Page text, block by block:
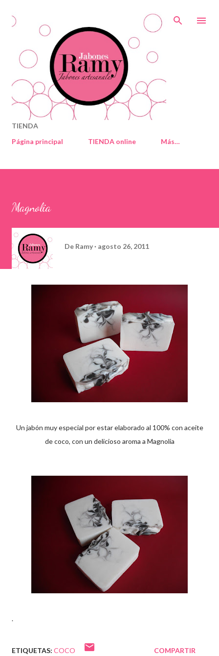
TIENDA
Página principal
TIENDA online Más…
Magnolia
De Ramy agosto 26, 2011
Un jabón muy especial por estar elaborado al 100% con aceite
de coco, con un delicioso aroma a Magnolia
.
ETIQUETAS: COCO COMPARTIR